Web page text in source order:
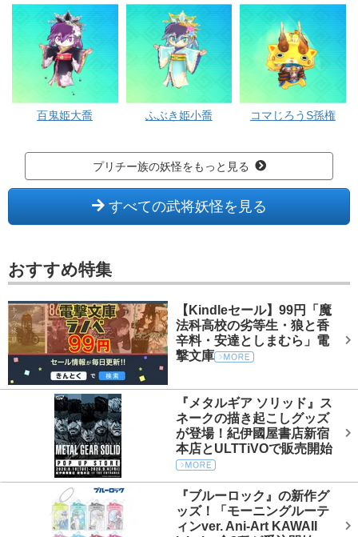
百鬼姫大喬 ふぶき姫小喬 コマじろうS孫権
プリチー族の妖怪をもっと見る
すべての武将妖怪を見る
おすすめ特集
【Kindleセール】99円「魔
法科高校の劣等生・狼と香
辛料・安達としまむら」電
撃文庫
『メタルギア ソリッド』ス
ネークの描き起こしグッズ
が登場！紀伊國屋書店新宿
本店とULTTiVOで販売開始
『ブルーロック』の新作グ
ッズ！「モーニングルーテ
ィンver. Ani-Art KAWAII